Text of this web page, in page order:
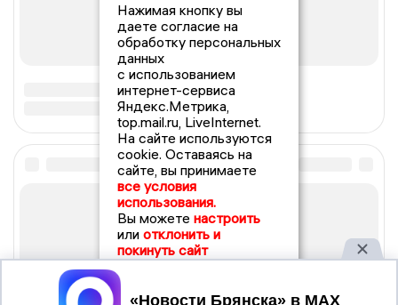
Нажимая кнопку вы
даете согласие на
обработку персональных
данных
с использованием
интернет-сервиса
Яндекс.Метрика,
top.mail.ru, LiveInternet.
На сайте используются
cookie. Оставаясь на
сайте, вы принимаете
все условия
использования.
Вы можете настроить
или отклонить и
покинуть сайт
Принять